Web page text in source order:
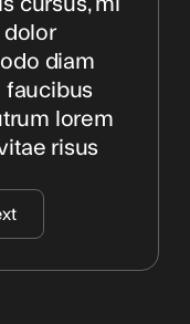
diam
faucibus
lorem
risus